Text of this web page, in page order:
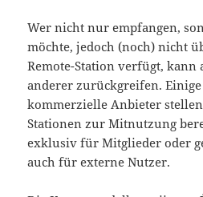
Wer nicht nur empfangen,
möchte, jedoch (noch) nicht
Remote-Station verfügt,
anderer zurückgreifen.
kommerzielle Anbieter
Stationen zur Mitnutzung
exklusiv für Mitglieder oder
auch für externe Nutzer.